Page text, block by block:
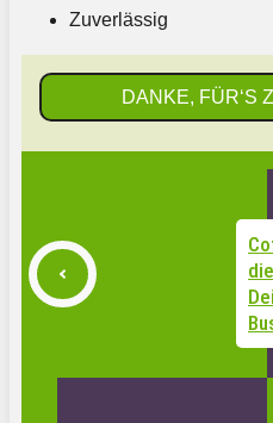
Zuverlässig
DANKE, FÜR‘S